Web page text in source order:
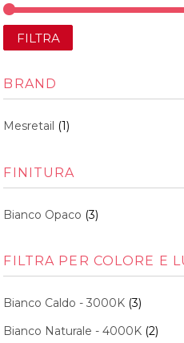
FILTRA
BRAND
Mesretail (1)
FINITURA
Bianco Opaco (3)
FILTRA PER COLORE E
Bianco Caldo - 3000K (3)
Bianco Naturale - 4000K (2)